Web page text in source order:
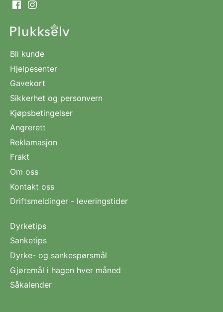
Bli kunde
Hjelpesenter
Gavekort
Sikkerhet og personvern
Kjøpsbetingelser
Angrerett
Reklamasjon
Frakt
Om oss
Kontakt oss
Driftsmeldinger - leveringstider
Dyrketips
Sanketips
Dyrke- og sankespørsmål
Gjøremål i hagen hver måned
Såkalender